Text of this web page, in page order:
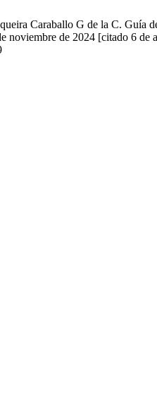
Caraballo G de la C. Guía
noviembre de 2024 [citado 6